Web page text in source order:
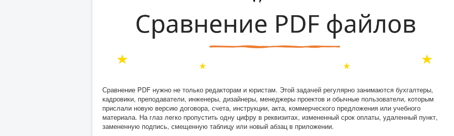
Сравнение PDF нужно не только редакторам и юристам. Этой задачей регулярно занимаются бухгалтеры,
кадровики, преподаватели, инженеры, дизайнеры, менеджеры проектов и обычные пользователи, которым
прислали новую версию договора, счета, инструкции, акта, коммерческого предложения или учебного
материала. На глаз легко пропустить одну цифру в реквизитах, измененный срок оплаты, удаленный пункт,
замененную подпись, смещенную таблицу или новый абзац в приложении.